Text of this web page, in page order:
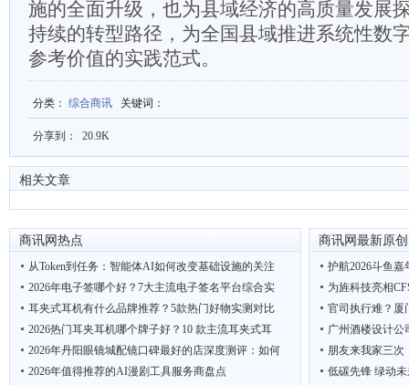
施的全面升级，也为县域经济的高质量发展
持续的转型路径，为全国县域推进系统性数
参考价值的实践范式。
分类 ： 综合商讯 关键词 ：
分享到： 20.9K
相关文章
商讯网热点
从Token到任务：智能体AI如何改变基础设施的关注
2026年电子签哪个好？7大主流电子签名平台综合实
耳夹式耳机有什么品牌推荐？5款热门好物实测对比
2026热门耳夹耳机哪个牌子好？10 款主流耳夹式耳
2026年丹阳眼镜城配镜口碑最好的店深度测评：如何
2026年值得推荐的AI漫剧工具服务商盘点
商讯网最新原创
护航2026斗鱼
为旌科技亮相
官司执行难？厦
广州酒楼设计公
朋友来我家三次
低碳先锋 绿动